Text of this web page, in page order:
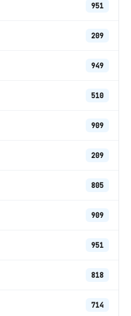
951
209
949
510
909
209
805
909
951
818
714